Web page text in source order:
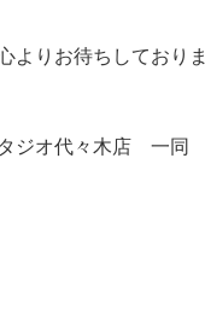
よりお待ちしており
ジオ代々木店 一同